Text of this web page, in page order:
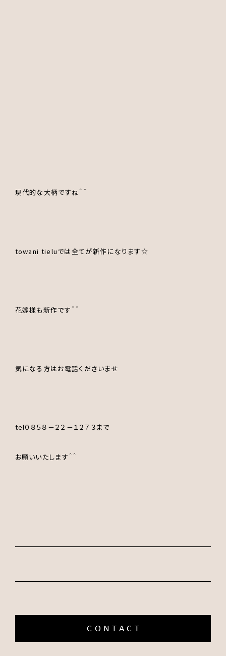
現代的な大柄ですね＾＾
towani tieluでは全てが新作になります☆
花嫁様も新作です＾＾
気になる方はお電話くださいませ
tel０８５８－２２－１２７３まで
お願いいたします＾＾
CONTACT